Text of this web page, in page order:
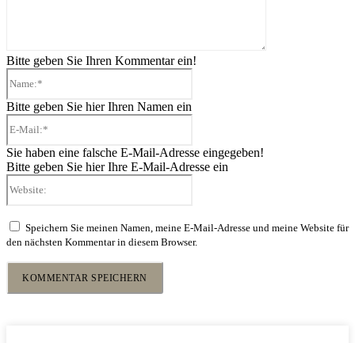
Bitte geben Sie Ihren Kommentar ein!
Bitte geben Sie hier Ihren Namen ein
Sie haben eine falsche E-Mail-Adresse eingegeben!
Bitte geben Sie hier Ihre E-Mail-Adresse ein
Speichern Sie meinen Namen, meine E-Mail-Adresse und meine Website für
den nächsten Kommentar in diesem Browser.